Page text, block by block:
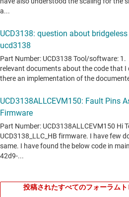
投稿されたすべてのフォーラム